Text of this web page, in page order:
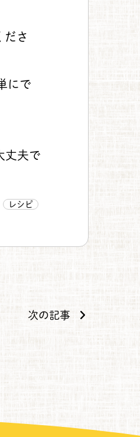
ださ
にで
丈夫で
レシピ
次の記事